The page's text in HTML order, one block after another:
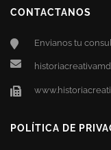
CONTACTANOS
Envianos tu
POLÍTICA DE